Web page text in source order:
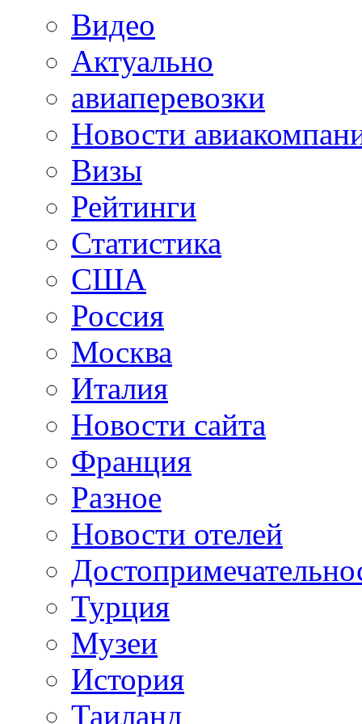
Видео
Актуально
авиаперевозки
Новости
Визы
Рейтинги
Статистика
США
Россия
Москва
Италия
Новости сайта
Франция
Разное
Новости отелей
Турция
Музеи
История
Таиланд